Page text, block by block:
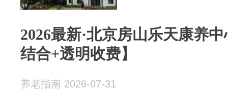
2026最新·北京房山乐天康养
结合+透明收费】
养老指南 2026-07-31